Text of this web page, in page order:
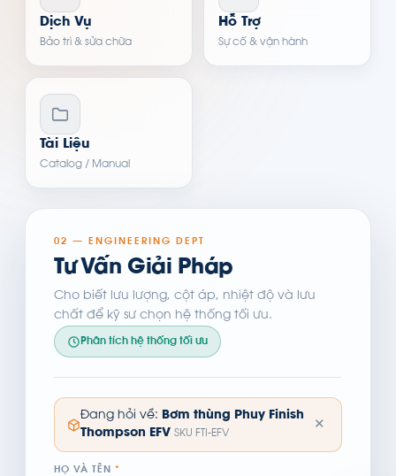
Dịch Vụ
Bảo trì & sửa chữa
Hỗ Trợ
Sự cố & vận hành
Tài Liệu
Catalog / Manual
02 — ENGINEERING DEPT
Tư Vấn Giải Pháp
Cho biết lưu lượng, cột áp, nhiệt độ và lưu
chất để kỹ sư chọn hệ thống tối ưu.
Phân tích hệ thống tối ưu
Đang hỏi về: Bơm thùng Phuy Finish
Thompson EFV SKU FTI-EFV
✕
HỌ VÀ TÊN *